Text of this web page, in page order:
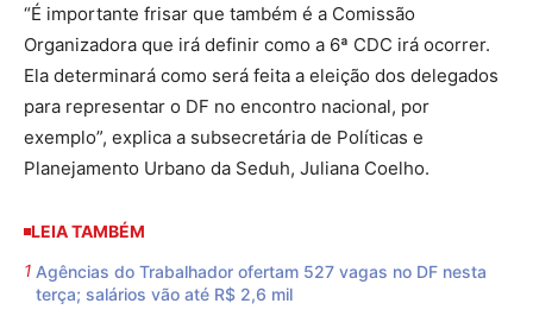
“É importante frisar que também é a Comissão
Organizadora que irá definir como a 6ª CDC irá ocorrer.
Ela determinará como será feita a eleição dos delegados
para representar o DF no encontro nacional, por
exemplo”, explica a subsecretária de Políticas e
Planejamento Urbano da Seduh, Juliana Coelho.
LEIA TAMBÉM
Agências do Trabalhador ofertam 527 vagas no DF nesta
terça; salários vão até R$ 2,6 mil